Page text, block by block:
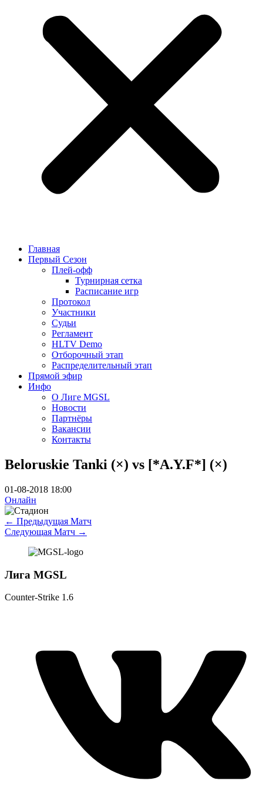
Главная
Первый Сезон
Плей-офф
Турнирная сетка
Расписание игр
Протокол
Участники
Судьи
Регламент
HLTV Demo
Отборочный этап
Распределительный этап
Прямой эфир
Инфо
О Лиге MGSL
Новости
Партнёры
Вакансии
Контакты
Beloruskie Tanki (×) vs [*A.Y.F*] (×)
01-08-2018 18:00
Онлайн
← Предыдущая Матч
Следующая Матч →
Лига MGSL
Counter-Strike 1.6